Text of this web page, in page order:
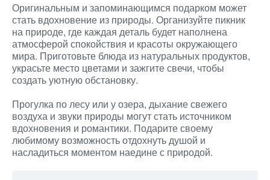
Оригинальным и запоминающимся подарком может
стать вдохновение из природы. Организуйте пикник
на природе, где каждая деталь будет наполнена
атмосферой спокойствия и красоты окружающего
мира. Приготовьте блюда из натуральных продуктов,
украсьте место цветами и зажгите свечи, чтобы
создать уютную обстановку.
Прогулка по лесу или у озера, дыхание свежего
воздуха и звуки природы могут стать источником
вдохновения и романтики. Подарите своему
любимому возможность отдохнуть душой и
насладиться моментом наедине с природой.